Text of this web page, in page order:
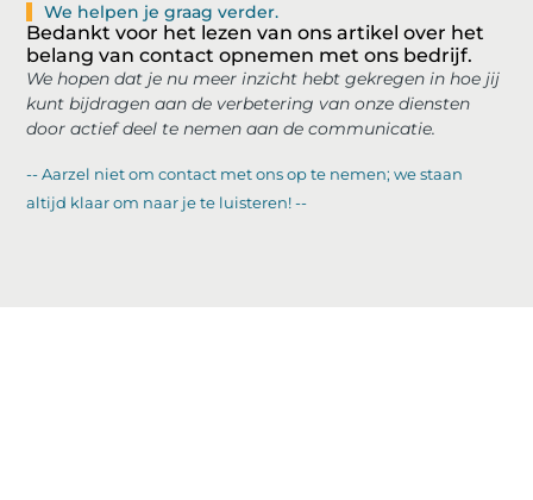
We helpen je graag verder.
Bedankt voor het lezen van ons artikel over het
belang van contact opnemen met ons bedrijf.
We hopen dat je nu meer inzicht hebt gekregen in hoe jij
kunt bijdragen aan de verbetering van onze diensten
door actief deel te nemen aan de communicatie.
-- Aarzel niet om contact met ons op te nemen; we staan
altijd klaar om naar je te luisteren! --